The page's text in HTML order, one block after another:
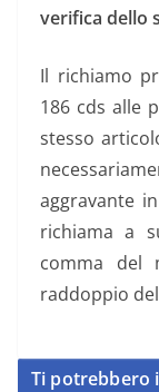
verifica dello
Il richiamo
186 cds alle
stesso
aggravante
richiama a
comma del
raddoppio
Ti potrebbero